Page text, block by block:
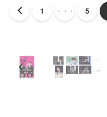
1 ・・・ 5